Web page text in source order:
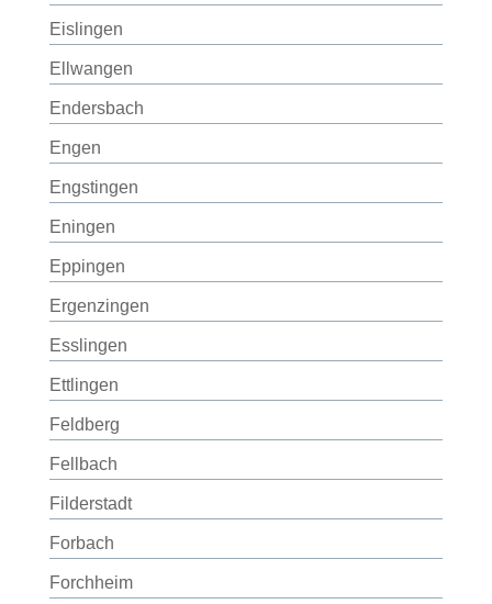
Eislingen
Ellwangen
Endersbach
Engen
Engstingen
Eningen
Eppingen
Ergenzingen
Esslingen
Ettlingen
Feldberg
Fellbach
Filderstadt
Forbach
Forchheim